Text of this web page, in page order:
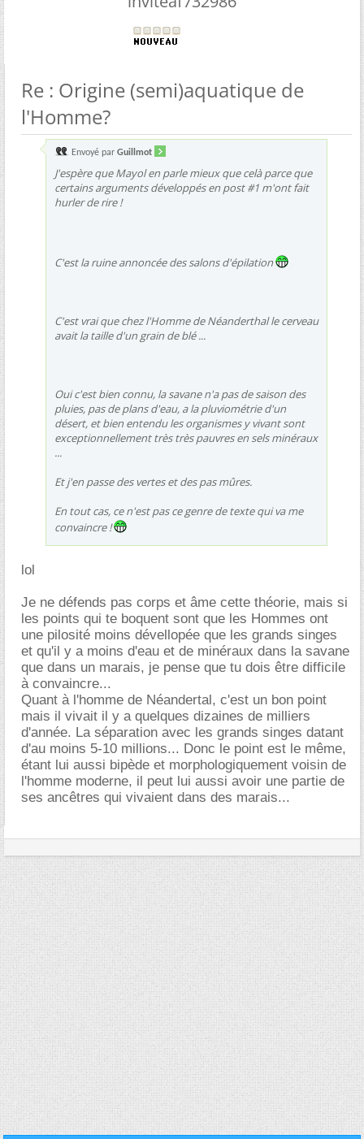
Re : Origine (semi)aquatique de
l'Homme?
Envoyé par Guillmot
J'espère que Mayol en parle mieux que celà parce que
certains arguments développés en post #1 m'ont fait
hurler de rire !
C'est la ruine annoncée des salons d'épilation
C'est vrai que chez l'Homme de Néanderthal le cerveau
avait la taille d'un grain de blé ...
Oui c'est bien connu, la savane n'a pas de saison des
pluies, pas de plans d'eau, a la pluviométrie d'un
désert, et bien entendu les organismes y vivant sont
exceptionnellement très très pauvres en sels minéraux
...
Et j'en passe des vertes et des pas mûres.
En tout cas, ce n'est pas ce genre de texte qui va me
convaincre !
lol
Je ne défends pas corps et âme cette théorie, mais si
les points qui te boquent sont que les Hommes ont
une pilosité moins dévellopée que les grands singes
et qu'il y a moins d'eau et de minéraux dans la savane
que dans un marais, je pense que tu dois être difficile
à convaincre...
Quant à l'homme de Néandertal, c'est un bon point
mais il vivait il y a quelques dizaines de milliers
d'année. La séparation avec les grands singes datant
d'au moins 5-10 millions... Donc le point est le même,
étant lui aussi bipède et morphologiquement voisin de
l'homme moderne, il peut lui aussi avoir une partie de
ses ancêtres qui vivaient dans des marais...